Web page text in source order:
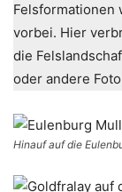
Felsformationen
vorbei. Hier
die
oder andere
Hinauf auf die